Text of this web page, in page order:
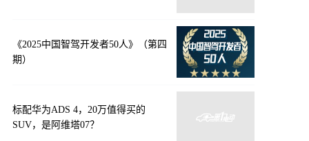
《2025中国智驾开发者50人》（第四
期）
标配华为ADS 4，20万值得买的
SUV，是阿维塔07？